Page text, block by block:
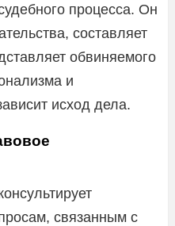
процесса. Он
составляет
обвиняемого
и
исход дела.
связанным с